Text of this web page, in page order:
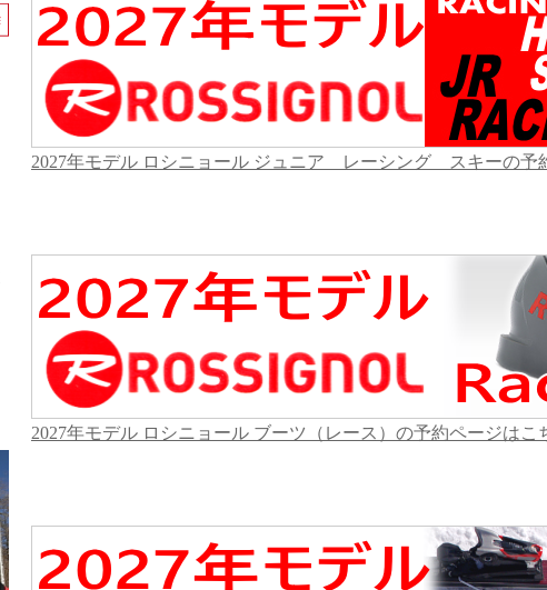
2027年モデル ロシニョール ジュニア レーシング スキーの予
2027年モデル ロシニョール ブーツ（レース）の予約ページはこ